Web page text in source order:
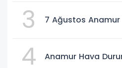
3 7 Ağustos
4 Anamur Hava